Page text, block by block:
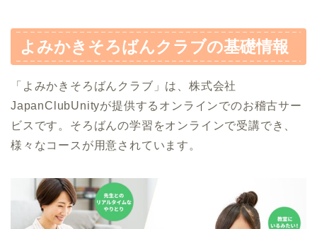
よみかきそろばんクラブの基礎情報
「よみかきそろばんクラブ」は、株式会社
JapanClubUnityが提供するオンラインでのお稽古サー
ビスです。そろばんの学習をオンラインで受講でき、
様々なコースが用意されています。